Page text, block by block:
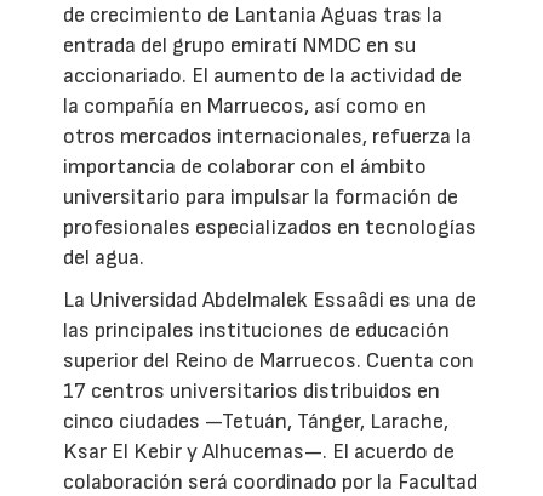
de crecimiento de Lantania Aguas tras la
entrada del grupo emiratí NMDC en su
accionariado. El aumento de la actividad de
la compañía en Marruecos, así como en
otros mercados internacionales, refuerza la
importancia de colaborar con el ámbito
universitario para impulsar la formación de
profesionales especializados en tecnologías
del agua.
La Universidad Abdelmalek Essaâdi es una de
las principales instituciones de educación
superior del Reino de Marruecos. Cuenta con
17 centros universitarios distribuidos en
cinco ciudades —Tetuán, Tánger, Larache,
Ksar El Kebir y Alhucemas—. El acuerdo de
colaboración será coordinado por la Facultad